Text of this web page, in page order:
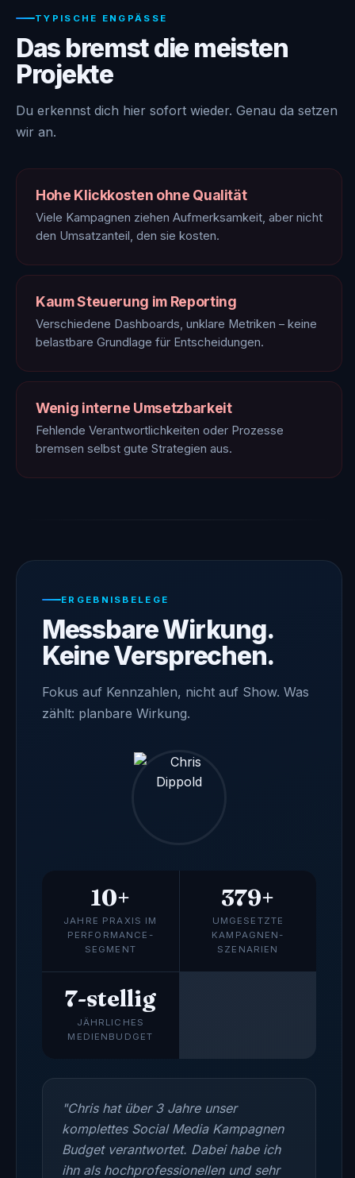
TYPISCHE ENGPÄSSE
Das bremst die meisten
Projekte
Du erkennst dich hier sofort wieder. Genau da setzen
wir an.
Hohe Klickkosten ohne Qualität
Viele Kampagnen ziehen Aufmerksamkeit, aber nicht
den Umsatzanteil, den sie kosten.
Kaum Steuerung im Reporting
Verschiedene Dashboards, unklare Metriken – keine
belastbare Grundlage für Entscheidungen.
Wenig interne Umsetzbarkeit
Fehlende Verantwortlichkeiten oder Prozesse
bremsen selbst gute Strategien aus.
ERGEBNISBELEGE
Messbare Wirkung.
Keine Versprechen.
Fokus auf Kennzahlen, nicht auf Show. Was
zählt: planbare Wirkung.
10+
JAHRE PRAXIS IM
PERFORMANCE-
SEGMENT
379+
UMGESETZTE
KAMPAGNEN-
SZENARIEN
7-stellig
JÄHRLICHES
MEDIENBUDGET
"Chris hat über 3 Jahre unser
komplettes Social Media Kampagnen
Budget verantwortet. Dabei habe ich
ihn als hochprofessionellen und sehr